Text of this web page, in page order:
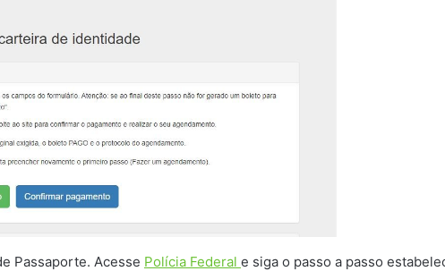
Passaporte. Acesse Polícia Federal e siga o passo a passo